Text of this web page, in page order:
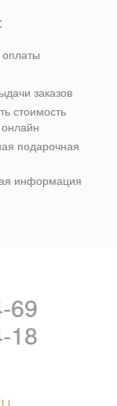
заказов
стоимость
подарочная
информация
69
18